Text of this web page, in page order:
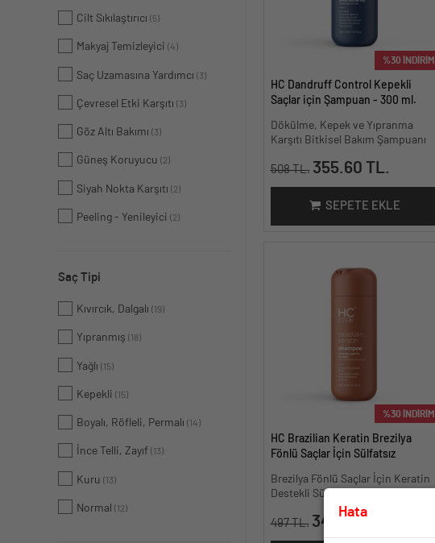
Cilt Sıkılaştırıcı (5)
Makyaj Temizleyici (4)
Saç Uzamasına Yardımcı (3)
Çevresel Etki Karşıtı (3)
Göz Altı Bakımı (3)
Güneş Koruyucu (2)
Siyah Nokta Karşıtı (2)
Peeling - Yenileyici (2)
Saç Tipi
Kıvırcık, Dalgalı (19)
Yıpranmış (18)
Yağlı (15)
Kepekli (15)
Boyalı, Röfleli, Permalı (14)
İnce Telli, Zayıf (13)
Kuru (13)
Normal (12)
%30 İNDİRİM
HC Dandruff Control Kepekli
Saçlar için Şampuan - 300 ml.
Dökülme, Kepek ve Yıpranma
Karşıtı Bitkisel Bakım Şampuanı
508 TL. 355.60 TL.
SEPETE EKLE
%30 İNDİRİM
HC Brazilian Keratin Brezilya
Fönlü Saçlar İçin Sülfatsız
Brezilya Fönlü Saçlar İçin Keratin
Destekli Sülfatsız Formül
497 TL. 347.90 TL.
Hata